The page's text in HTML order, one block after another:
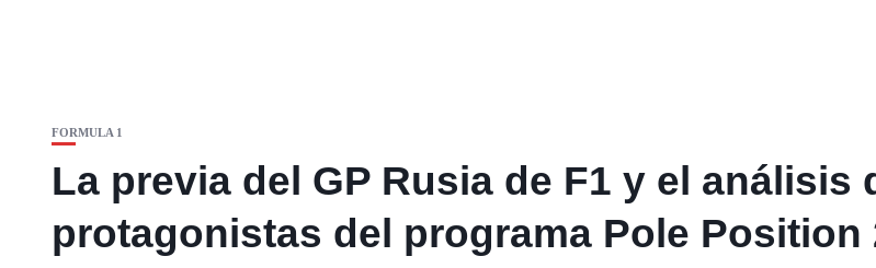
FORMULA 1
La previa del GP Rusia de F1 y el análisis
protagonistas del programa Pole Position